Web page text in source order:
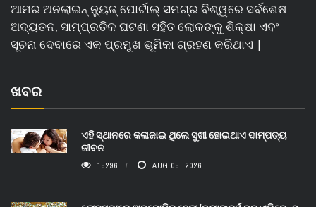
ଆମର ଅନଲାଇନ୍ ନ୍ୟୁଜ୍ ପୋର୍ଟାଲ୍ ସମଗ୍ର ବିଶ୍ୱରେ ସର୍ବଶେଷ
ଅଦ୍ୟତନ, ସାମ୍ପ୍ରତିକ ଘଟଣା ସହିତ ଲୋକଙ୍କୁ ଶିକ୍ଷା ଏବଂ
ସୂଚନା ଦେବାରେ ଏକ ପ୍ରମୁଖ ଭୂମିକା ଗ୍ରହଣ କରିଥାଏ |
ଖବର
ଏହି ସ୍ଥାନରେ କଳାଜାଇ ଥିଲେ ସୁଖୀ ହୋଇଥାଏ ଦାମ୍ପତ୍ୟ
ଜୀବନ
15296 AUG 05, 2026